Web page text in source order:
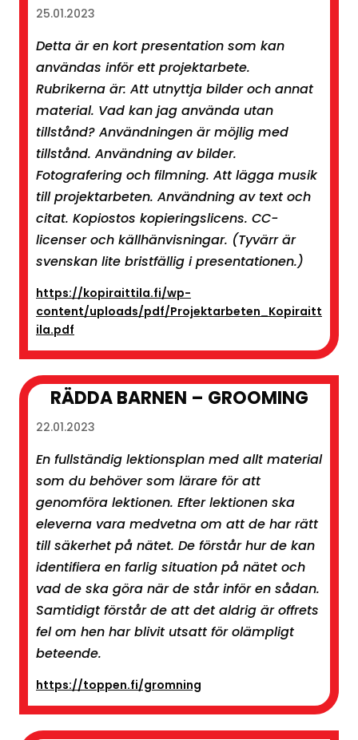
25.01.2023
Detta är en kort presentation som kan
användas inför ett projektarbete.
Rubrikerna är: Att utnyttja bilder och annat
material. Vad kan jag använda utan
tillstånd? Användningen är möjlig med
tillstånd. Användning av bilder.
Fotografering och filmning. Att lägga musik
till projektarbeten. Användning av text och
citat. Kopiostos kopieringslicens. CC-
licenser och källhänvisningar. (Tyvärr är
svenskan lite bristfällig i presentationen.)
https://kopiraittila.fi/wp-
content/uploads/pdf/Projektarbeten_Kopiraitt
ila.pdf
RÄDDA BARNEN – GROOMING
22.01.2023
En fullständig lektionsplan med allt material
som du behöver som lärare för att
genomföra lektionen. Efter lektionen ska
eleverna vara medvetna om att de har rätt
till säkerhet på nätet. De förstår hur de kan
identifiera en farlig situation på nätet och
vad de ska göra när de står inför en sådan.
Samtidigt förstår de att det aldrig är offrets
fel om hen har blivit utsatt för olämpligt
beteende.
https://toppen.fi/gromning